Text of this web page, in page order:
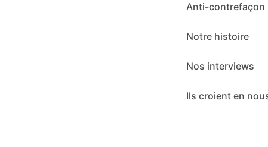
Anti-contrefaçon
Notre histoire
Nos interviews
Ils croient en